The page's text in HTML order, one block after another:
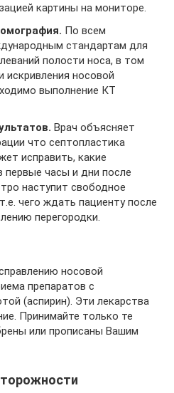
картины на мониторе.
По всем
стандартам для
полости носа, в том
искривления носовой
выполнение КТ
Врач объясняет
что септопластика
исправить, какие
часы и дни после
наступит свободное
чего ждать пациенту после
перегородки.
носовой
препаратов с
(аспирин). Эти лекарства
Принимайте только те
или прописаны Вашим